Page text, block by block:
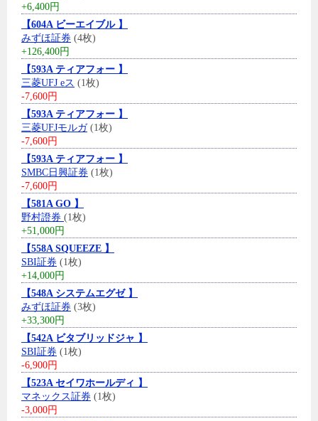
+6,400円
【604A ビーエイブル 】
みずほ証券 (4枚)
+126,400円
【593A ティアフォー 】
三菱UFJ eス (1枚)
-7,600円
【593A ティアフォー 】
三菱UFJモルガ(1枚)
-7,600円
【593A ティアフォー 】
SMBC日興証券 (1枚)
-7,600円
【581A GO 】
野村證券 (1枚)
+51,000円
【558A SQUEEZE 】
SBI証券 (1枚)
+14,000円
【548A システムエグゼ 】
みずほ証券 (3枚)
+33,300円
【542A ビタブリッドジャ 】
SBI証券 (1枚)
-6,900円
【523A セイワホールディ 】
マネックス証券 (1枚)
-3,000円